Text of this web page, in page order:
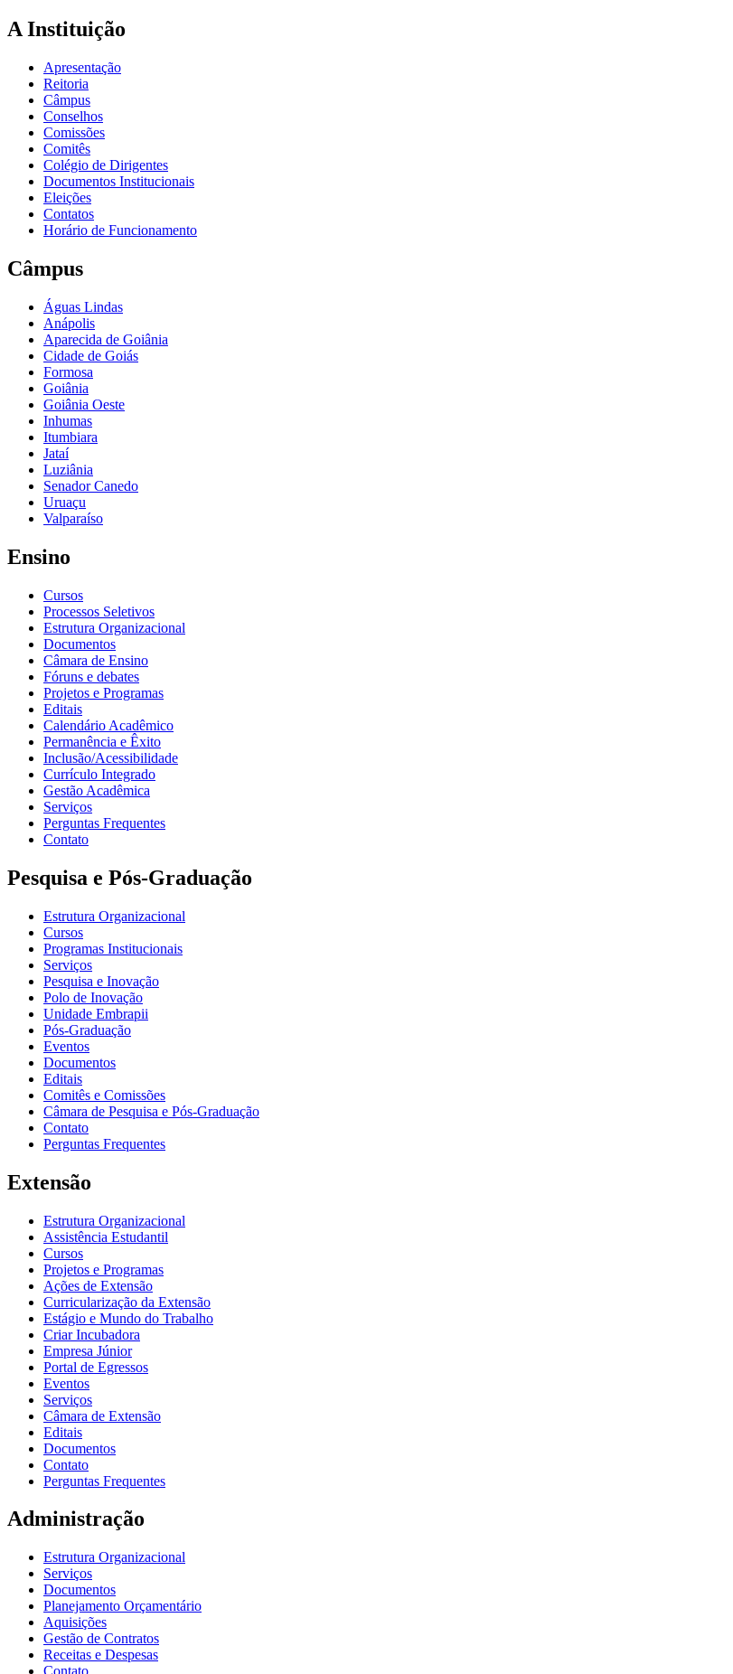
A Instituição
Apresentação
Reitoria
Câmpus
Conselhos
Comissões
Comitês
Colégio de Dirigentes
Documentos Institucionais
Eleições
Contatos
Horário de Funcionamento
Câmpus
Águas Lindas
Anápolis
Aparecida de Goiânia
Cidade de Goiás
Formosa
Goiânia
Goiânia Oeste
Inhumas
Itumbiara
Jataí
Luziânia
Senador Canedo
Uruaçu
Valparaíso
Ensino
Cursos
Processos Seletivos
Estrutura Organizacional
Documentos
Câmara de Ensino
Fóruns e debates
Projetos e Programas
Editais
Calendário Acadêmico
Permanência e Êxito
Inclusão/Acessibilidade
Currículo Integrado
Gestão Acadêmica
Serviços
Perguntas Frequentes
Contato
Pesquisa e Pós-Graduação
Estrutura Organizacional
Cursos
Programas Institucionais
Serviços
Pesquisa e Inovação
Polo de Inovação
Unidade Embrapii
Pós-Graduação
Eventos
Documentos
Editais
Comitês e Comissões
Câmara de Pesquisa e Pós-Graduação
Contato
Perguntas Frequentes
Extensão
Estrutura Organizacional
Assistência Estudantil
Cursos
Projetos e Programas
Ações de Extensão
Curricularização da Extensão
Estágio e Mundo do Trabalho
Criar Incubadora
Empresa Júnior
Portal de Egressos
Eventos
Serviços
Câmara de Extensão
Editais
Documentos
Contato
Perguntas Frequentes
Administração
Estrutura Organizacional
Serviços
Documentos
Planejamento Orçamentário
Aquisições
Gestão de Contratos
Receitas e Despesas